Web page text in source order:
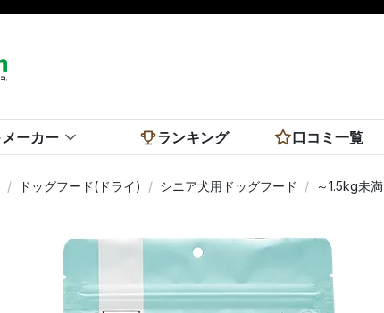
メーカー ランキング 口コミ一覧
ドッグフード(ドライ) シニア犬用ドッグフード ～1.5kg未満